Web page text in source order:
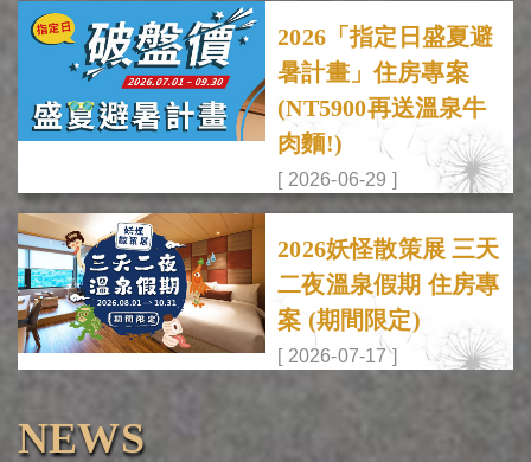
2026「指定日盛夏避
暑計畫」住房專案
(NT5900再送溫泉牛
肉麵!)
[ 2026-06-29 ]
2026妖怪散策展 三天
二夜溫泉假期 住房專
案 (期間限定)
[ 2026-07-17 ]
NEWS